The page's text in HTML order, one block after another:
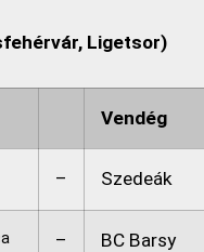
Ligetsor)
Vendég
– Szedeák
– BC Barsy